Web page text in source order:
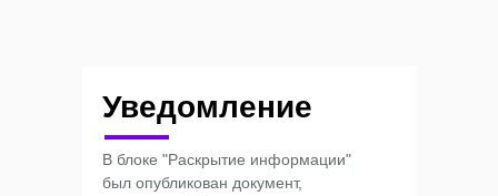
Уведомление
В блоке "Раскрытие информации"
был опубликован документ,